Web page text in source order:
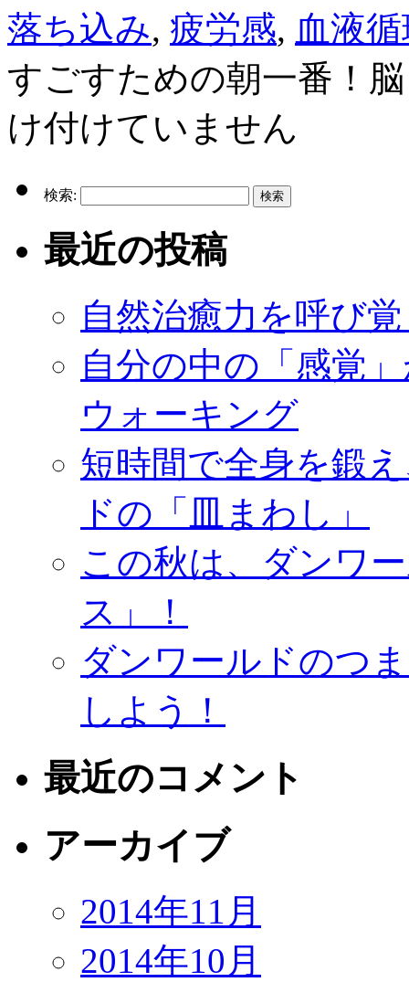
落ち込み, 疲労感, 血液
すごすための朝一番！
け付けていません
検索:
最近の投稿
自然治癒力を呼び
自分の中の「感覚
ウォーキング
短時間で全身を鍛
ドの「皿まわし」
この秋は、ダンワ
ス」！
ダンワールドのつ
しよう！
最近のコメント
アーカイブ
2014年11月
2014年10月